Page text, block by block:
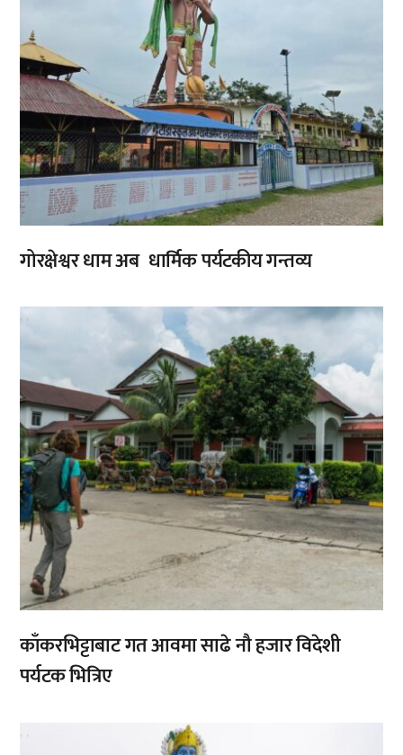
गोरक्षेश्वर धाम अब धार्मिक पर्यटकीय गन्तव्य
,,
काँकरभिट्टाबाट गत आवमा साढे नौ हजार विदेशी
पर्यटक भित्रिए
,